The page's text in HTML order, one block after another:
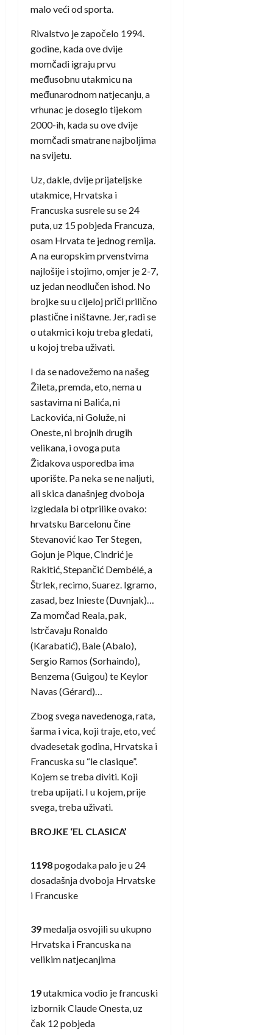
malo veći od sporta.
Rivalstvo je započelo 1994.
godine, kada ove dvije
momčadi igraju prvu
međusobnu utakmicu na
međunarodnom natjecanju, a
vrhunac je doseglo tijekom
2000-ih, kada su ove dvije
momčadi smatrane najboljima
na svijetu.
Uz, dakle, dvije prijateljske
utakmice, Hrvatska i
Francuska susrele su se 24
puta, uz 15 pobjeda Francuza,
osam Hrvata te jednog remija.
A na europskim prvenstvima
najlošije i stojimo, omjer je 2-7,
uz jedan neodlučen ishod. No
brojke su u cijeloj priči prilično
plastične i ništavne. Jer, radi se
o utakmici koju treba gledati,
u kojoj treba uživati.
I da se nadovežemo na našeg
Žileta, premda, eto, nema u
sastavima ni Balića, ni
Lackovića, ni Goluže, ni
Oneste, ni brojnih drugih
velikana, i ovoga puta
Židakova usporedba ima
uporište. Pa neka se ne naljuti,
ali skica današnjeg dvoboja
izgledala bi otprilike ovako:
hrvatsku Barcelonu čine
Stevanović kao Ter Stegen,
Gojun je Pique, Cindrić je
Rakitić, Stepančić Dembélé, a
Štrlek, recimo, Suarez. Igramo,
zasad, bez Inieste (Duvnjak)…
Za momčad Reala, pak,
istrčavaju Ronaldo
(Karabatić), Bale (Abalo),
Sergio Ramos (Sorhaindo),
Benzema (Guigou) te Keylor
Navas (Gérard)…
Zbog svega navedenoga, rata,
šarma i vica, koji traje, eto, već
dvadesetak godina, Hrvatska i
Francuska su “le clasique”.
Kojem se treba diviti. Koji
treba upijati. I u kojem, prije
svega, treba uživati.
BROJKE ‘EL CLASICA’
1198pogodaka palo je u 24
dosadašnja dvoboja Hrvatske
i Francuske
39medalja osvojili su ukupno
Hrvatska i Francuska na
velikim natjecanjima
19utakmica vodio je francuski
izbornik Claude Onesta, uz
čak 12 pobjeda